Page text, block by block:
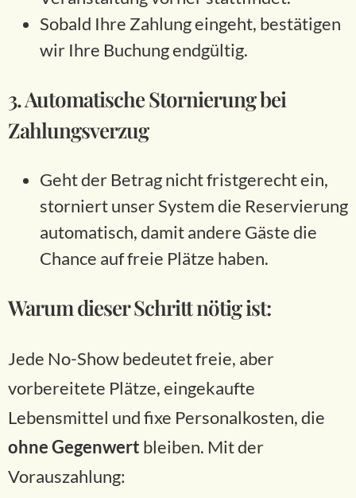
Sobald Ihre Zahlung eingeht, bestätigen
wir Ihre Buchung endgültig.
3. Automatische Stornierung bei
Zahlungsverzug
Geht der Betrag nicht fristgerecht ein,
storniert unser System die Reservierung
automatisch, damit andere Gäste die
Chance auf freie Plätze haben.
Warum dieser Schritt nötig ist:
Jede No-Show bedeutet freie, aber
vorbereitete Plätze, eingekaufte
Lebensmittel und fixe Personalkosten, die
ohne Gegenwert bleiben. Mit der
Vorauszahlung: